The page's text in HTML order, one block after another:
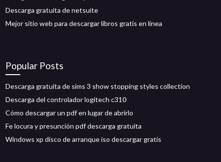
Descarga gratuita de netsuite
Mejor sitio web para descargar libros gratis en línea
Popular Posts
Descarga gratuita de sims 3 show stopping styles collection
Descarga del controlador logitech c310
Cómo descargar un pdf en lugar de abrirlo
Fe locura y presunción pdf descarga gratuita
Windows xp disco de arranque iso descargar gratis